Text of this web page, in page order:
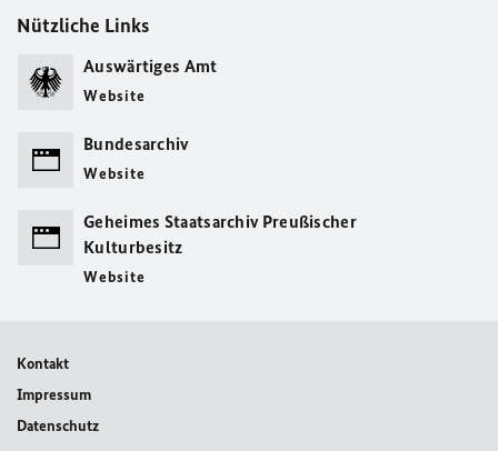
Nützliche Links
Auswärtiges Amt
Website
Bundesarchiv
Website
Geheimes Staatsarchiv Preußischer
Kulturbesitz
Website
Kontakt
Impressum
Datenschutz